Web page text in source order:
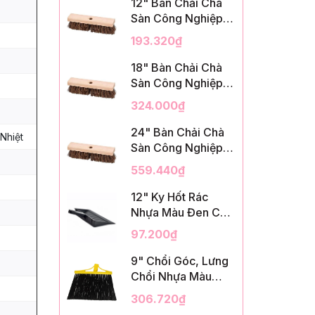
12" Bàn Chải Chà
Sàn Công Nghiệp,
Sợi Palmyra, InsuX
INXDS1, 12
Cái/Thùng (12"
Brush Deck Scrub,
193.320₫
18" Bàn Chải Chà
Sàn Công Nghiệp,
Sợi Palmyra, InsuX
INXDS2, 12
Cái/Thùng (18"
Brush Deck Scrub,
324.000₫
24" Bàn Chải Chà
Sàn Công Nghiệp,
Sợi Palmyra, InsuX
INXDS2, 12
Cái/Thùng (24"
Brush Deck Scrub ,
559.440₫
12" Ky Hốt Rác
Nhựa Màu Đen Có
Tay Cầm, InsuX
INXSHD01, 12
Cái/Thùng, Mã
IMPA 174141 (12"
Black Plastic)
97.200₫
9" Chổi Góc, Lưng
Chổi Nhựa Màu
Vàng, Lông PET
Màu Đen, Kèm Cán
306.720₫